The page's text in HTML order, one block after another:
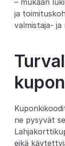
Muutosloki
Tuki
Kehittäjille
– mukaan
ja
valmistaja- ja
ne pysyvät
eikä